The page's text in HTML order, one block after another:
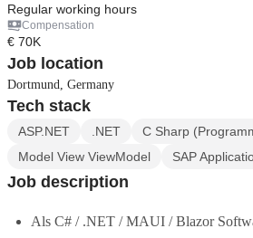
Regular working hours
Compensation
€ 70K
Job location
Dortmund, Germany
Tech stack
ASP.NET .NET C Sharp
Model View ViewModel
SAP
Job description
Als C# / .NET / MAUI / Blazor